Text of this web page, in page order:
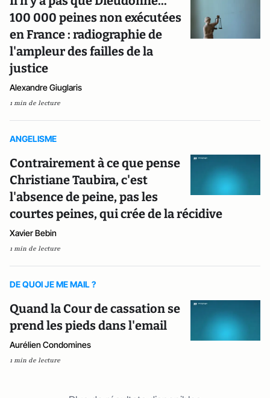
100 000 peines non exécutées
en France : radiographie de
l'ampleur des failles de la
justice
Alexandre Giuglaris
1 min de lecture
ANGELISME
Contrairement à ce que pense
Christiane Taubira, c'est
l'absence de peine, pas les
courtes peines, qui crée de la récidive
Xavier Bebin
1 min de lecture
DE QUOI JE ME MAIL ?
Quand la Cour de cassation se
prend les pieds dans l'email
Aurélien Condomines
1 min de lecture